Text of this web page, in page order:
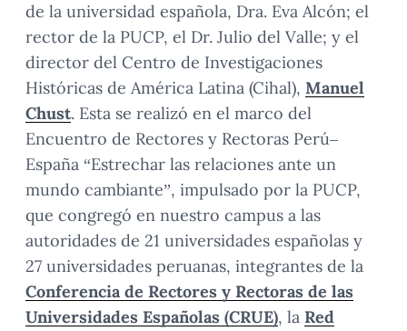
de la universidad española, Dra. Eva Alcón; el
rector de la PUCP, el Dr. Julio del Valle; y el
director del Centro de Investigaciones
Históricas de América Latina (Cihal), Manuel
Chust. Esta se realizó en el marco del
Encuentro de Rectores y Rectoras Perú–
España “Estrechar las relaciones ante un
mundo cambiante”, impulsado por la PUCP,
que congregó en nuestro campus a las
autoridades de 21 universidades españolas y
27 universidades peruanas, integrantes de la
Conferencia de Rectores y Rectoras de las
Universidades Españolas (CRUE), la Red